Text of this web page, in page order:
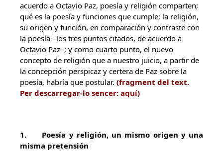
acuerdo a Octavio Paz, poesía y religión comparten;
qué es la poesía y funciones que cumple; la religión,
su origen y función, en comparación y contraste con
la poesía –los tres puntos citados, de acuerdo a
Octavio Paz–; y como cuarto punto, el nuevo
concepto de religión que a nuestro juicio, a partir de
la concepción perspicaz y certera de Paz sobre la
poesía, habría que postular. (fragment del text.
Per descarregar-lo sencer: aquí)
1. Poesía y religión, un mismo origen y una
misma pretensión